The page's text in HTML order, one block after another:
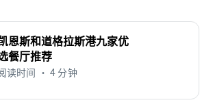
恩斯和道格拉斯港九家优
餐厅推荐
读时间 • 4 分钟